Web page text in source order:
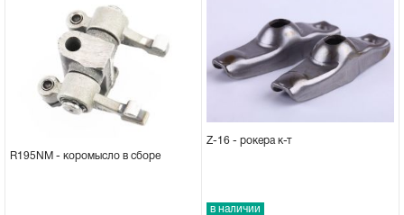
R195NM - коромысло в сборе
Z-16 - рокера к-т
в наличии